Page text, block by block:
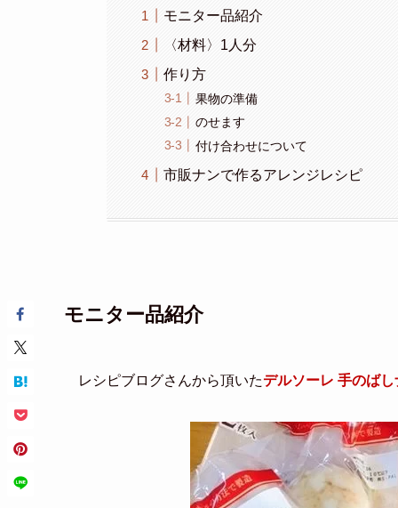
モニター品紹介
〈材料〉1人分
作り方
果物の準備
のせます
付け合わせについて
市販ナンで作るアレンジレシピ
モニター品紹介
レシピブログさんから頂いたデルソーレ 手のば